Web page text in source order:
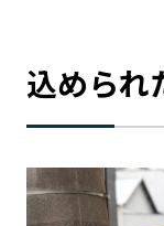
込められ